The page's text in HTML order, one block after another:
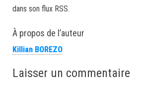
dans son flux RSS.
À propos de l’auteur
Killian BOREZO
Laisser un commentaire